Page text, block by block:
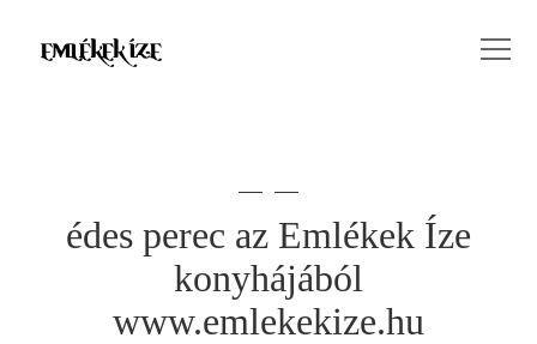
édes perec az Emlékek Íze
konyhájából
www.emlekekize.hu